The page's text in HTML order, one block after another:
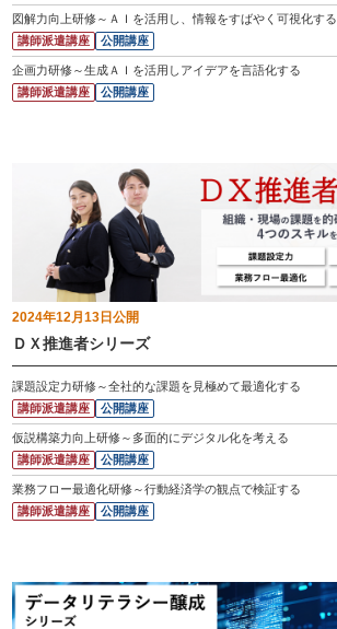
図解力向上研修～ＡＩを活用し、情報をすばやく可視化する
講師派遣講座
公開講座
企画力研修～生成ＡＩを活用しアイデアを言語化する
講師派遣講座
公開講座
2024年12月13日公開
ＤＸ推進者シリーズ
課題設定力研修～全社的な課題を見極めて最適化する
講師派遣講座
公開講座
仮説構築力向上研修～多面的にデジタル化を考える
講師派遣講座
公開講座
業務フロー最適化研修～行動経済学の観点で検証する
講師派遣講座
公開講座